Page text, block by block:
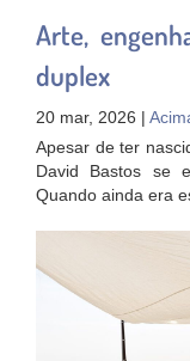
Arte,
duplex
20 mar, 2026 |
Apesar de ter
David Bastos se
Quando ainda era